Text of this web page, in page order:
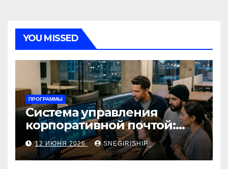
YOU MISSED
ПРОГРАММЫ
Система управления
корпоративной почтой:
функции, безопасность и
интеграция
12 ИЮНЯ 2026 SNEGIRISHIP_